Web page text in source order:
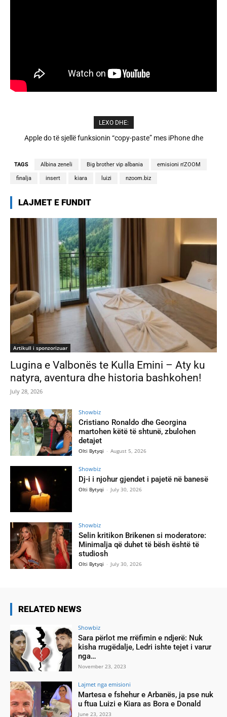
LEXO DHE:
Cristiano Ronaldo dhe Georgina martohen këtë të shtunë,
TAGS Albina zeneli Big brother vip albania emisioni n'ZOOM
finalja insert kiara luizi nzoom.biz
LAJMET E FUNDIT
Artikull i sponzorizuar
Lugina e Valbonës te Kulla Emini – Aty ku
natyra, aventura dhe historia bashkohen!
July 28, 2026
Showbiz
Cristiano Ronaldo dhe Georgina
martohen këtë të shtunë, zbulohen
detajet
Olti Bytyqi - August 5, 2026
Showbiz
Dj-i i njohur gjendet i pajetë në banesë
Olti Bytyqi - July 30, 2026
Showbiz
Selin kritikon Brikenen si moderatore:
Minimalja që duhet të bësh është të
studiosh
Olti Bytyqi - July 30, 2026
RELATED NEWS
Showbiz
Sara përlot me rrëfimin e ndjerë: Nuk
kisha rrugëdalje, Ledri ishte tejet i varur
nga…
November 23, 2023
Lajmet nga emisioni
Martesa e fshehur e Arbanës, ja pse nuk
u ftua Luizi e Kiara as Bora e Donald
June 23, 2023